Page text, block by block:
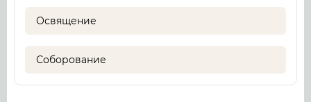
Освящение
Соборование